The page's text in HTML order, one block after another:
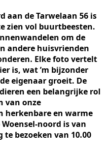
aan de Tarwelaan 56 is
zien vol buurtbeesten.
om de
andere huisvrienden
Elke foto vertelt
is, wat ’m bijzonder
eigenaar groeit. De
een belangrijke rol
van onze
herkenbare en warme
noord is van
bezoeken van 10.00